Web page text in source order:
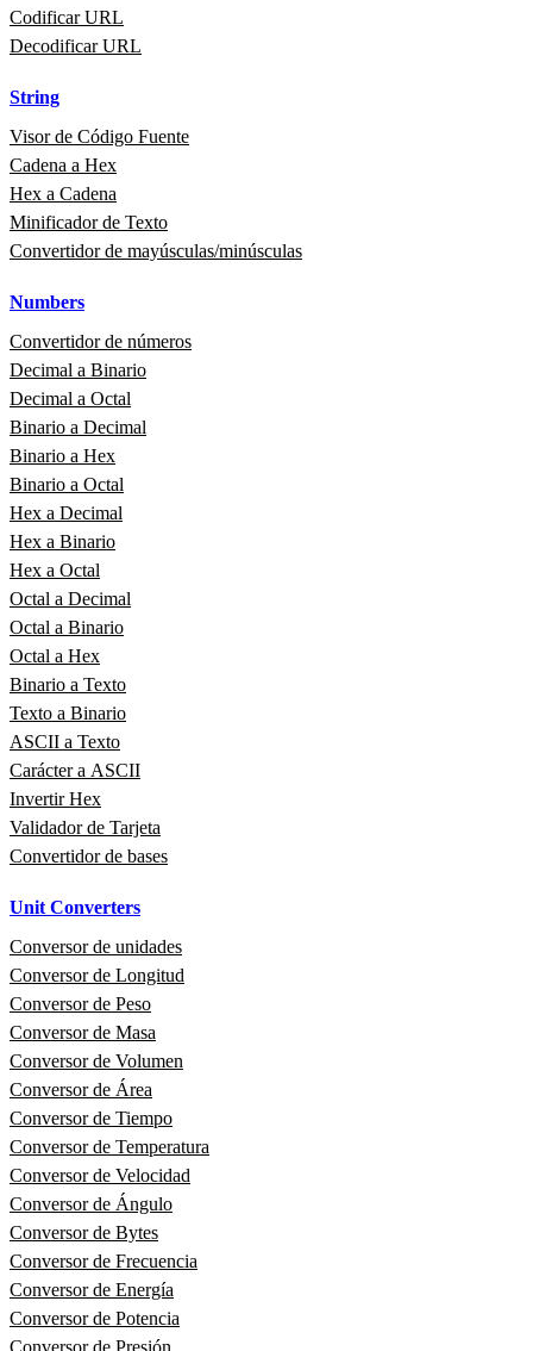
Codificar URL
Decodificar URL
String
Visor de Código Fuente
Cadena a Hex
Hex a Cadena
Minificador de Texto
Convertidor de mayúsculas/minúsculas
Numbers
Convertidor de números
Decimal a Binario
Decimal a Octal
Binario a Decimal
Binario a Hex
Binario a Octal
Hex a Decimal
Hex a Binario
Hex a Octal
Octal a Decimal
Octal a Binario
Octal a Hex
Binario a Texto
Texto a Binario
ASCII a Texto
Carácter a ASCII
Invertir Hex
Validador de Tarjeta
Convertidor de bases
Unit Converters
Conversor de unidades
Conversor de Longitud
Conversor de Peso
Conversor de Masa
Conversor de Volumen
Conversor de Área
Conversor de Tiempo
Conversor de Temperatura
Conversor de Velocidad
Conversor de Ángulo
Conversor de Bytes
Conversor de Frecuencia
Conversor de Energía
Conversor de Potencia
Conversor de Presión